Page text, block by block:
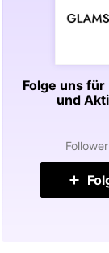
Folge uns
und
Follower